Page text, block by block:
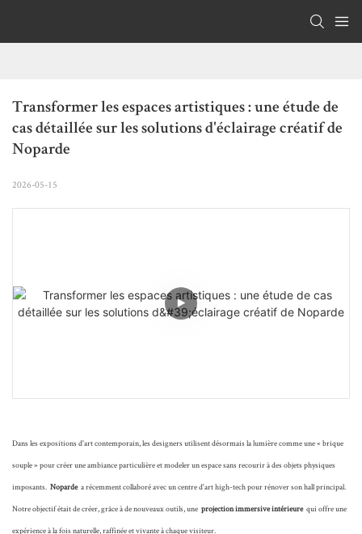
Transformer les espaces artistiques : une étude de
cas détaillée sur les solutions d'éclairage créatif de
Noparde
2026-05-15
Dans les expositions d'art contemporain, les designers utilisent désormais la lumière comme une « brique
souple » pour créer une ambiance particulière et modeler un espace sans recourir à des objets physiques
imposants. Noparde a récemment collaboré avec un centre d'art high-tech pour rénover son hall principal.
Notre objectif était de créer, grâce à de nouveaux outils, une projection immersive intérieure qui offre une
expérience à la fois naturelle, raffinée et vivante à chaque visiteur.